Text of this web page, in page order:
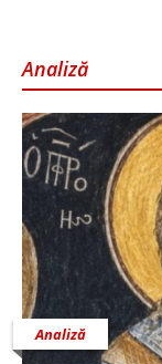
Analiză
Analiză